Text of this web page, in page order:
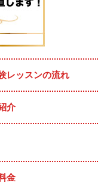
レッスンの流れ
介
金